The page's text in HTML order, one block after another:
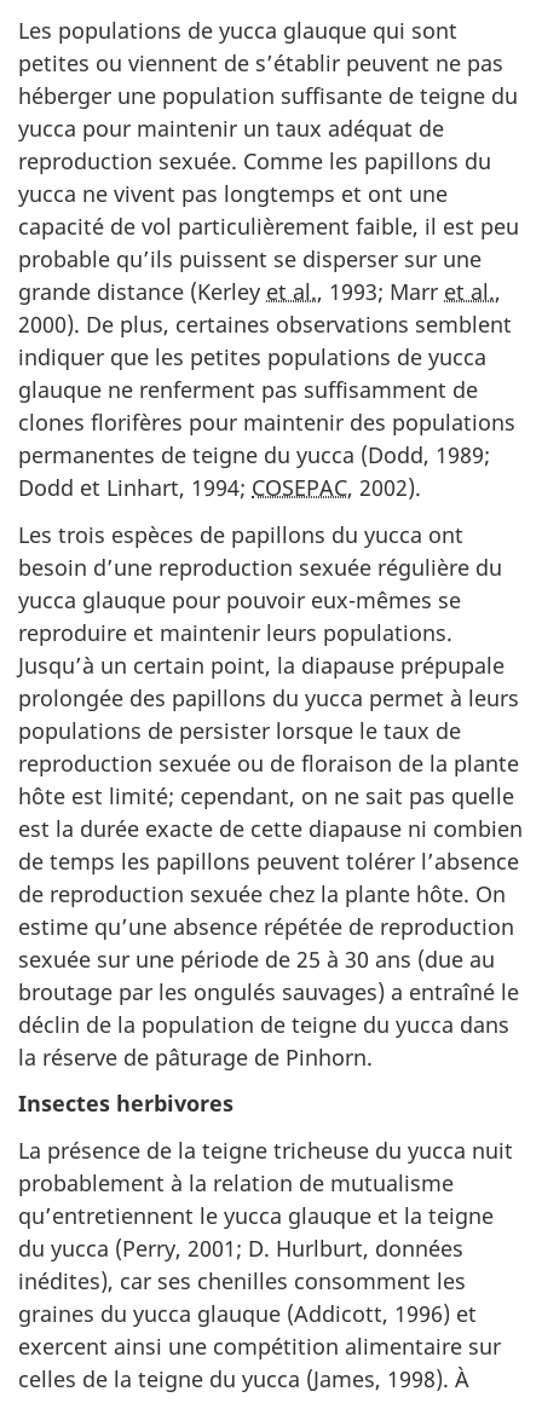
Les populations de yucca glauque qui sont
petites ou viennent de s’établir peuvent ne pas
héberger une population suffisante de teigne du
yucca pour maintenir un taux adéquat de
reproduction sexuée. Comme les papillons du
yucca ne vivent pas longtemps et ont une
capacité de vol particulièrement faible, il est peu
probable qu’ils puissent se disperser sur une
grande distance (Kerley et al., 1993; Marr et al.,
2000). De plus, certaines observations semblent
indiquer que les petites populations de yucca
glauque ne renferment pas suffisamment de
clones florifères pour maintenir des populations
permanentes de teigne du yucca (Dodd, 1989;
Dodd et Linhart, 1994; COSEPAC, 2002).
Les trois espèces de papillons du yucca ont
besoin d’une reproduction sexuée régulière du
yucca glauque pour pouvoir eux-mêmes se
reproduire et maintenir leurs populations.
Jusqu’à un certain point, la diapause prépupale
prolongée des papillons du yucca permet à leurs
populations de persister lorsque le taux de
reproduction sexuée ou de floraison de la plante
hôte est limité; cependant, on ne sait pas quelle
est la durée exacte de cette diapause ni combien
de temps les papillons peuvent tolérer l’absence
de reproduction sexuée chez la plante hôte. On
estime qu’une absence répétée de reproduction
sexuée sur une période de 25 à 30 ans (due au
broutage par les ongulés sauvages) a entraîné le
déclin de la population de teigne du yucca dans
la réserve de pâturage de Pinhorn.
Insectes herbivores
La présence de la teigne tricheuse du yucca nuit
probablement à la relation de mutualisme
qu’entretiennent le yucca glauque et la teigne
du yucca (Perry, 2001; D. Hurlburt, données
inédites), car ses chenilles consomment les
graines du yucca glauque (Addicott, 1996) et
exercent ainsi une compétition alimentaire sur
celles de la teigne du yucca (James, 1998). À